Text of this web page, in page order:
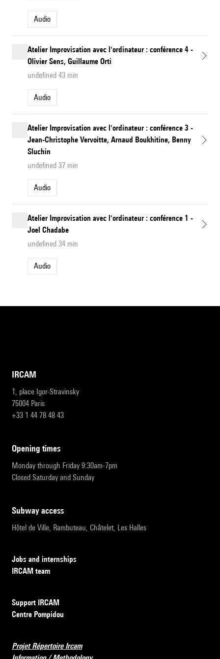
Audio
Atelier Improvisation avec l'ordinateur : conférence 4 -
Olivier Sens, Guillaume Orti
undefined 43 min
Audio
Atelier Improvisation avec l'ordinateur : conférence 3 -
Jean-Christophe Vervoitte, Arnaud Boukhitine, Benny
Sluchin
undefined 37 min
Audio
Atelier Improvisation avec l'ordinateur : conférence 1 -
Joel Chadabe
undefined 34 min
Audio
IRCAM
1, place Igor-Stravinsky
75004 Paris
+33 1 44 78 48 43
opening times
Monday through Friday 9:30am-7pm
Closed Saturday and Sunday
subway access
Hôtel de Ville, Rambuteau, Châtelet, Les Halles
Jobs and internships
IRCAM team
Support IRCAM
Centre Pompidou
Projet Répertoire Ircam